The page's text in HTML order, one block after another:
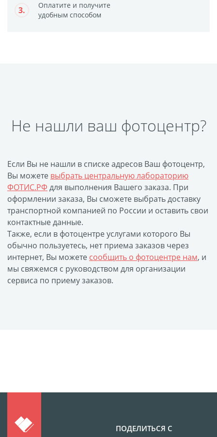
Фото на чехле телефона
документов
принадлежности
Фото на стеклянной
рамке
Календарь-плакат
Фотоколлаж
Визитки
Календарь перекидной
Календарь настольный
домик
Календари настенные с
Номер на коляску
Пластиковые карты
3.
Оплатите и получите
удобным способом
Не нашли ваш фотоцентр?
Если Вы не нашли в списке адресов Ваш фотоцентр,
Вы можете выбрать центральную лабораторию
ФОТИС.РФ для выполнения Вашего заказа. При
оформлении заказа, Вы сможете выбрать доставку
транспортной компанией по России и оставить свои
контактные данные.
Также, если в фотоцентре услугами которого Вы
обычно пользуетесь, нет приема заказов через
интернет, Вы можете сообщить о фотоцентре нам, и
мы свяжемся с руководством для организации
сервиса по приему заказов.
ПОДЕЛИТЬСЯ С